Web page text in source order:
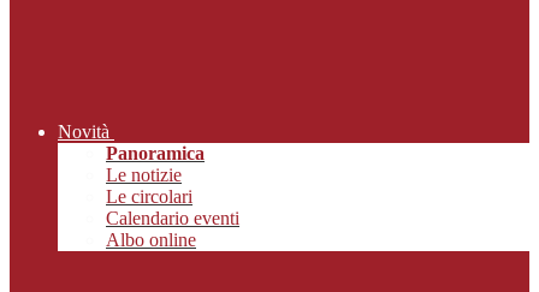
Novità
Panoramica
Le notizie
Le circolari
Calendario eventi
Albo online